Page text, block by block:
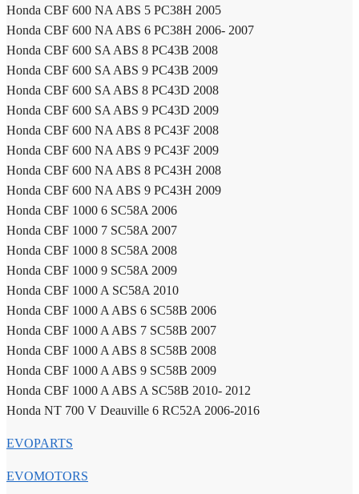
Honda CBF 600 NA ABS 5 PC38H 2005
Honda CBF 600 NA ABS 6 PC38H 2006- 2007
Honda CBF 600 SA ABS 8 PC43B 2008
Honda CBF 600 SA ABS 9 PC43B 2009
Honda CBF 600 SA ABS 8 PC43D 2008
Honda CBF 600 SA ABS 9 PC43D 2009
Honda CBF 600 NA ABS 8 PC43F 2008
Honda CBF 600 NA ABS 9 PC43F 2009
Honda CBF 600 NA ABS 8 PC43H 2008
Honda CBF 600 NA ABS 9 PC43H 2009
Honda CBF 1000 6 SC58A 2006
Honda CBF 1000 7 SC58A 2007
Honda CBF 1000 8 SC58A 2008
Honda CBF 1000 9 SC58A 2009
Honda CBF 1000 A SC58A 2010
Honda CBF 1000 A ABS 6 SC58B 2006
Honda CBF 1000 A ABS 7 SC58B 2007
Honda CBF 1000 A ABS 8 SC58B 2008
Honda CBF 1000 A ABS 9 SC58B 2009
Honda CBF 1000 A ABS A SC58B 2010- 2012
Honda NT 700 V Deauville 6 RC52A 2006-2016
EVOPARTS
EVOMOTORS